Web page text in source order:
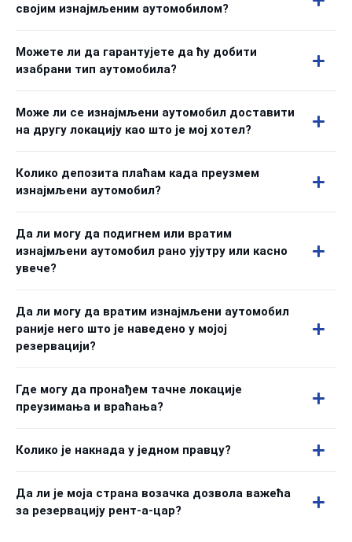
својим изнајмљеним аутомобилом?
Можете ли да гарантујете да ћу добити
изабрани тип аутомобила?
Може ли се изнајмљени аутомобил доставити
на другу локацију као што је мој хотел?
Колико депозита плаћам када преузмем
изнајмљени аутомобил?
Да ли могу да подигнем или вратим
изнајмљени аутомобил рано ујутру или касно
увече?
Да ли могу да вратим изнајмљени аутомобил
раније него што је наведено у мојој
резервацији?
Где могу да пронађем тачне локације
преузимања и враћања?
Колико је накнада у једном правцу?
Да ли је моја страна возачка дозвола важећа
за резервацију рент-а-цар?